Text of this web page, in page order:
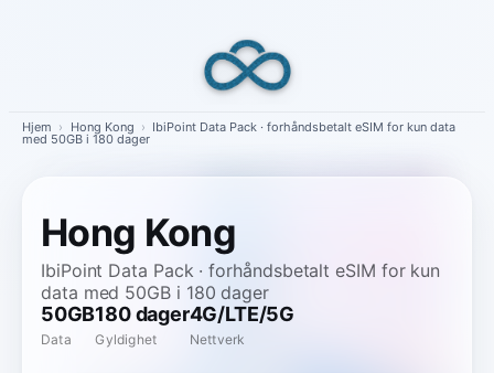
Hjem › Hong Kong › IbiPoint Data Pack · forhåndsbetalt eSIM for kun data
med 50GB i 180 dager
Hong Kong
IbiPoint Data Pack · forhåndsbetalt eSIM for kun
data med 50GB i 180 dager
50GB
Data
180 dager
Gyldighet
4G/LTE/5G
Nettverk